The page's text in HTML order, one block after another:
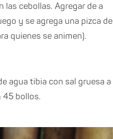
las cebollas. Agregar de a
y se agrega una pizca de
quienes se animen).
agua tibia con sal gruesa a
45 bollos.